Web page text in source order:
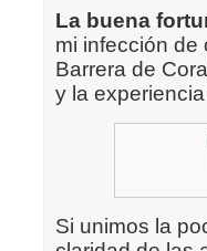
La buena
mi infección de
Barrera de
y la
Si unimos la